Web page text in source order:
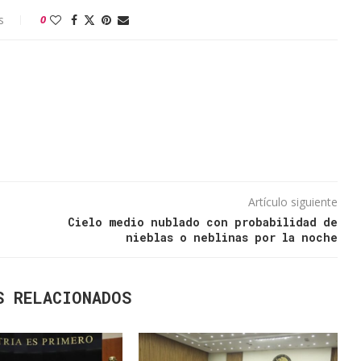
0
Artículo siguiente
Cielo medio nublado con probabilidad de
nieblas o neblinas por la noche
RELACIONADOS